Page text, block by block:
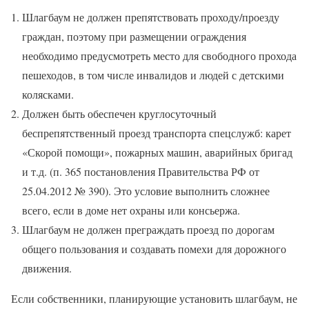
Шлагбаум не должен препятствовать проходу/проезду
граждан, поэтому при размещении ограждения
необходимо предусмотреть место для свободного прохода
пешеходов, в том числе инвалидов и людей с детскими
колясками.
Должен быть обеспечен круглосуточный
беспрепятственный проезд транспорта спецслужб: карет
«Скорой помощи», пожарных машин, аварийных бригад
и т.д. (п. 365 постановления Правительства РФ от
25.04.2012 № 390). Это условие выполнить сложнее
всего, если в доме нет охраны или консьержа.
Шлагбаум не должен преграждать проезд по дорогам
общего пользования и создавать помехи для дорожного
движения.
Если собственники, планирующие установить шлагбаум, не